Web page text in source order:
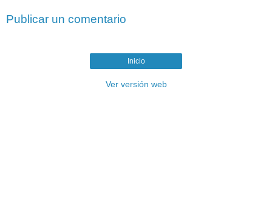
Publicar un comentario
Inicio
Ver versión web